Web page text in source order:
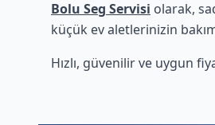
Bolu Seg Servisi olarak,
küçük ev aletlerinizin
Hızlı, güvenilir ve uygun